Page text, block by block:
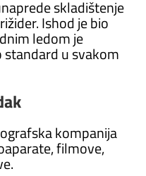
skladištenje
Ishod je bio
ledom je
standard u svakom
kompanija
filmove,